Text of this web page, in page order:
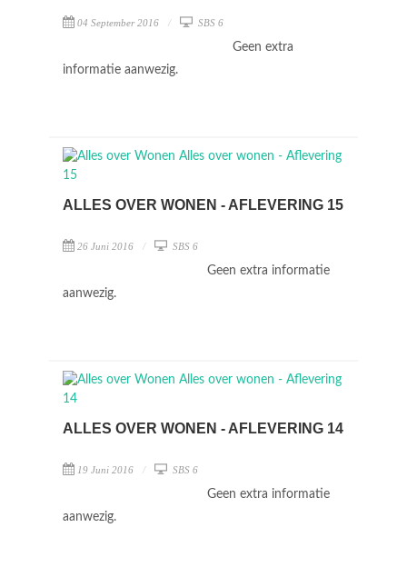
04 September 2016 SBS 6
Geen extra
informatie aanwezig.
ALLES OVER WONEN - AFLEVERING 15
26 Juni 2016 SBS 6
Geen extra informatie
aanwezig.
ALLES OVER WONEN - AFLEVERING 14
19 Juni 2016 SBS 6
Geen extra informatie
aanwezig.